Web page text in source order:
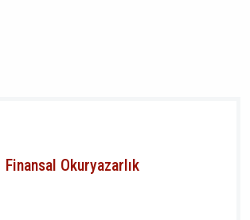
Finansal Okuryazarlık